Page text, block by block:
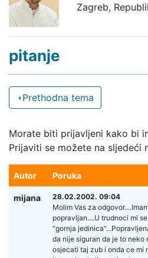
Zagreb,
pitanje
Prethodna tema
Morate biti prijavljeni kako bi
Prijaviti se možete na sljedeći
Autor Poruka
mijana
28.02.2002. 09:04
Molim Vas za
popravljan....U trudnoci mi
"gornja
da nije siguran da je to
osjecati taj zub i onda ce mi